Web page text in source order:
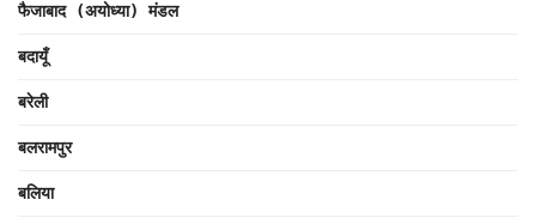
फैजाबाद (अयोध्या) मंडल
बदायूँ
बरेली
बलरामपुर
बलिया